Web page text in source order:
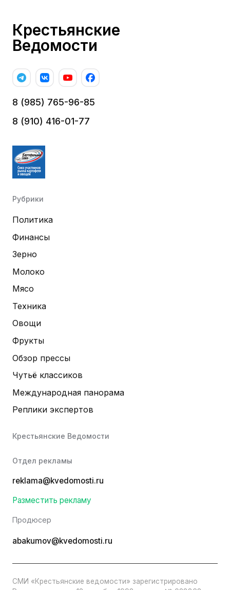
Крестьянские
Ведомости
8 (985) 765-96-85
8 (910) 416-01-77
Рубрики
Политика
Финансы
Зерно
Молоко
Мясо
Техника
Овощи
Фрукты
Обзор прессы
Чутьё классиков
Международная панорама
Реплики экспертов
Крестьянские Ведомости
Отдел рекламы
reklama@kvedomosti.ru
Разместить рекламу
Продюсер
abakumov@kvedomosti.ru
СМИ «Крестьянские ведомости» зарегистрировано